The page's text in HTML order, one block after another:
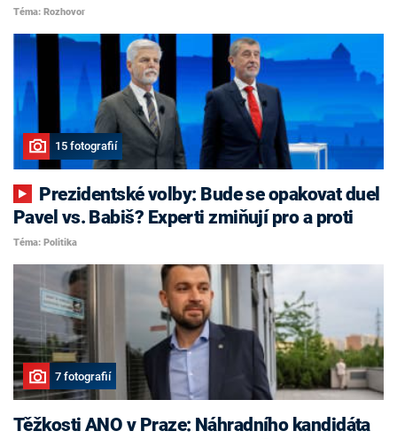
Téma: Rozhovor
15 fotografií
Pavel vs. Babiš? Experti zmiňují pro a proti
Téma: Politika
7 fotografií
Těžkosti ANO v Praze: Náhradního kandidáta